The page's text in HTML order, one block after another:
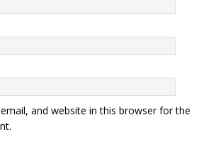
and website in this browser for the